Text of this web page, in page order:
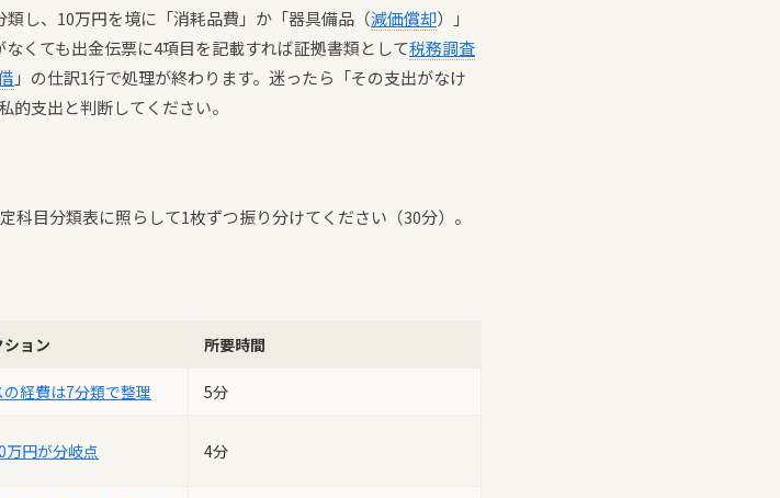
し、10万円を境に「消耗品費」か「器具備品（減価償却）」
くても出金伝票に4項目を記載すれば証拠書類として税務調査
」の仕訳1行で処理が終わります。迷ったら「その支出がなけ
支出と判断してください。
目分類表に照らして1枚ずつ振り分けてください（30分）。
ョン 所要時間
経費は7分類で整理 5分
万円が分岐点 4分